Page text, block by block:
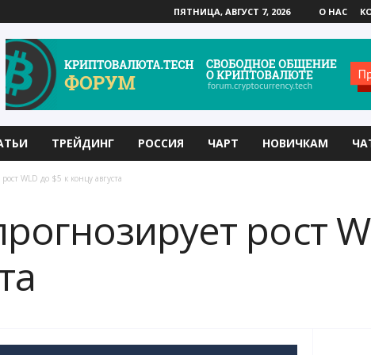
ПЯТНИЦА, АВГУСТ 7, 2026 О НАС
ТРЕЙДИНГ РОССИЯ ЧАРТ НОВИЧКАМ
WLD до $5 к концу августа
рост